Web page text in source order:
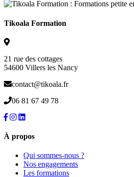
Tikoala Formation
21 rue des cottages
54600 Villers les Nancy
contact@tikoala.fr
06 81 67 49 78
À propos
Qui sommes-nous ?
Nos engagements
Les formations